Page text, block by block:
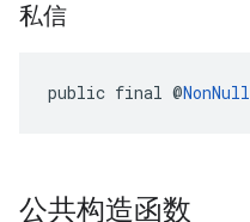
私信
public final @NonNull
公共构造函数